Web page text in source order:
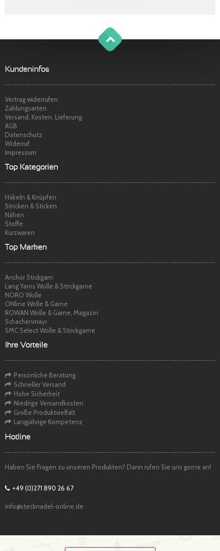
Claudia W.am08.09.2014
Marina S.am22.04.2014
g
o
t
o
o
Kundeninfos
Vertrag widerrufen
Zahlungsarten
Versand, Kosten, Lieferung
AGB
Datenschutz
Widerruf
Impressum
Top Kategorien
Häkeln & Knüpfen
Stricken & Sticken
Nähen
Stoffe
Kurzwaren
Top Marken
Anchor Stickgarn
Lang Yarns Wolle & Strickgarne
NORO Wolle
ONline Wolle & Garne
ROWAN Wolle & Garne, Magazin
Schachenmayr
SMC Select Wolle & Strickgarne
Ihre Vorteile
Persönliche Beratung
Schneller Versand
Hohe Sicherheit
Niedrige Versandkosten
Große Produktvielfalt
Langjährige Kompetenz
Hotline
Haben Sie Fragen zu unseren Produkten? Dann rufen Sie uns gerne an!
+49 (0)271 890 26 67
info@stecknadel-online.de